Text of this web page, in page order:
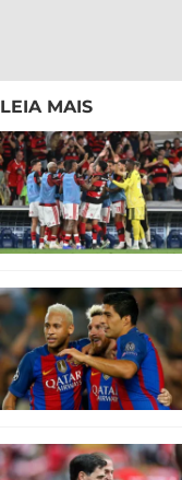
LEIA MAIS